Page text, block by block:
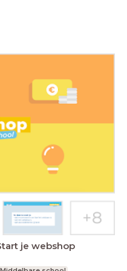
je webshop